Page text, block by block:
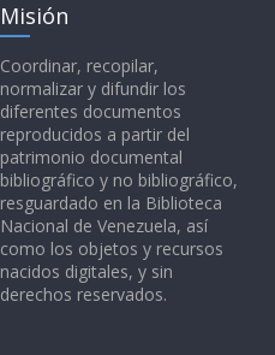
Misión
Coordinar, recopilar,
normalizar y difundir los
diferentes documentos
reproducidos a partir del
patrimonio documental
bibliográfico y no bibliográfico,
resguardado en la Biblioteca
Nacional de Venezuela, así
como los objetos y recursos
nacidos digitales, y sin
derechos reservados.